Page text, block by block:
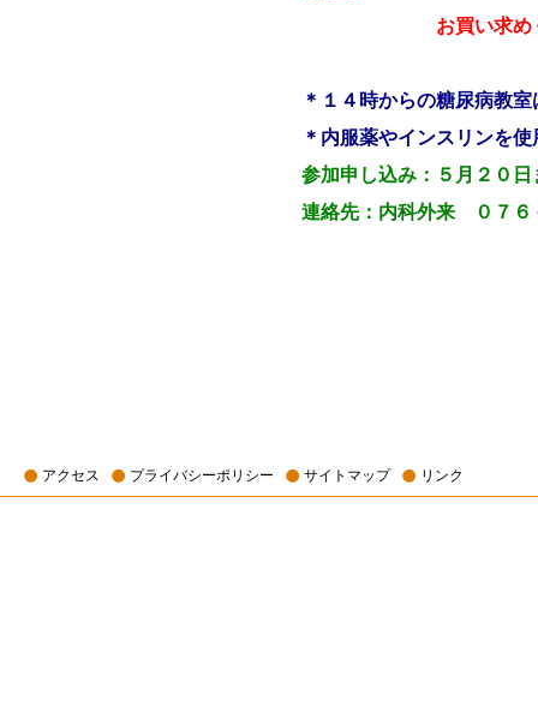
お買い求め
＊１４時からの糖尿病教
＊内服薬やインスリンを
参加申し込み：５月２０
連絡先：内科外来 ０７６
アクセス プライバシーポリシー サイトマップ リンク